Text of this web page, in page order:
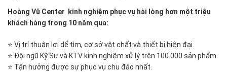
Hoàng Vũ Center kinh nghiệm phục vụ hài lòng hơn một triệu
khách hàng trong 10 năm qua:
⭐ Vị trí thuận lợi dể tìm, cơ sở vật chất và thiết bị hiện đại.
⭐ Đội ngũ Kỹ Sư và KTV kinh nghiệm xử lý trên 100.000 sản phẩm.
⭐ Tận hưởng được sự phục vụ chu đáo nhất.